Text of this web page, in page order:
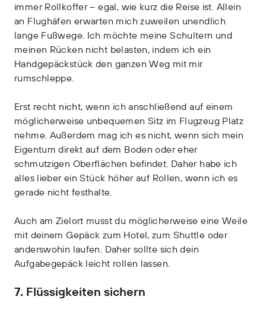
immer Rollkoffer – egal, wie kurz die Reise ist. Allein
an Flughäfen erwarten mich zuweilen unendlich
lange Fußwege. Ich möchte meine Schultern und
meinen Rücken nicht belasten, indem ich ein
Handgepäckstück den ganzen Weg mit mir
rumschleppe.
Erst recht nicht, wenn ich anschließend auf einem
möglicherweise unbequemen Sitz im Flugzeug Platz
nehme. Außerdem mag ich es nicht, wenn sich mein
Eigentum direkt auf dem Boden oder eher
schmutzigen Oberflächen befindet. Daher habe ich
alles lieber ein Stück höher auf Rollen, wenn ich es
gerade nicht festhalte.
Auch am Zielort musst du möglicherweise eine Weile
mit deinem Gepäck zum Hotel, zum Shuttle oder
anderswohin laufen. Daher sollte sich dein
Aufgabegepäck leicht rollen lassen.
7. Flüssigkeiten sichern